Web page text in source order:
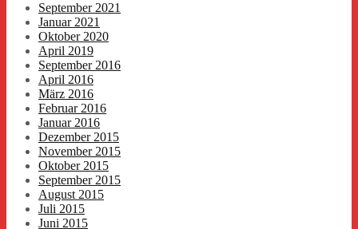
September 2021
Januar 2021
Oktober 2020
April 2019
September 2016
April 2016
März 2016
Februar 2016
Januar 2016
Dezember 2015
November 2015
Oktober 2015
September 2015
August 2015
Juli 2015
Juni 2015